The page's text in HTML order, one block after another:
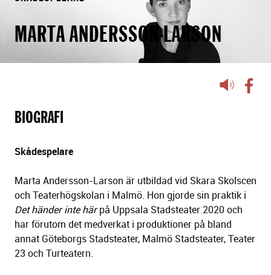
MARTA ANDERSSON-LARSON
Lyssna
BIOGRAFI
Skådespelare
Marta Andersson-Larson är utbildad vid Skara Skolscen
och Teaterhögskolan i Malmö. Hon gjorde sin praktik i
Det händer inte härpå Uppsala Stadsteater 2020 och
har förutom det medverkat i produktioner på bland
annat Göteborgs Stadsteater, Malmö Stadsteater, Teater
23 och Turteatern.